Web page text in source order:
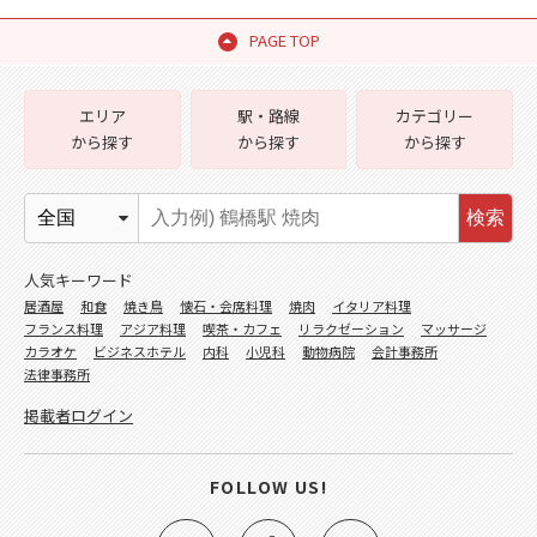
PAGE TOP
エリア
から探す
駅・路線
から探す
カテゴリー
から探す
検索
人気キーワード
居酒屋 和食 焼き鳥 懐石・会席料理 焼肉
イタリア料理
フランス料理
アジア料理 喫茶・カフェ リラクゼーション
マッサージ
カラオケ
ビジネスホテル 内科 小児科 動物病院
会計事務所
法律事務所
掲載者ログイン
FOLLOW US!